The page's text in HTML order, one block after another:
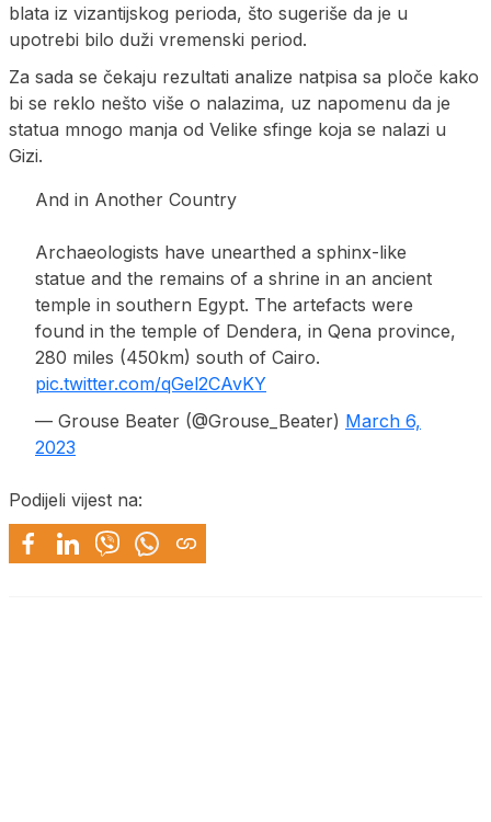
blata iz vizantijskog perioda, što sugeriše da je u
upotrebi bilo duži vremenski period.
Za sada se čekaju rezultati analize natpisa sa ploče kako
bi se reklo nešto više o nalazima, uz napomenu da je
statua mnogo manja od Velike sfinge koja se nalazi u
Gizi.
And in Another Country
Archaeologists have unearthed a sphinx-like
statue and the remains of a shrine in an ancient
temple in southern Egypt. The artefacts were
found in the temple of Dendera, in Qena province,
280 miles (450km) south of Cairo.
pic.twitter.com/qGel2CAvKY
— Grouse Beater (@Grouse_Beater) March 6,
2023
Podijeli vijest na: